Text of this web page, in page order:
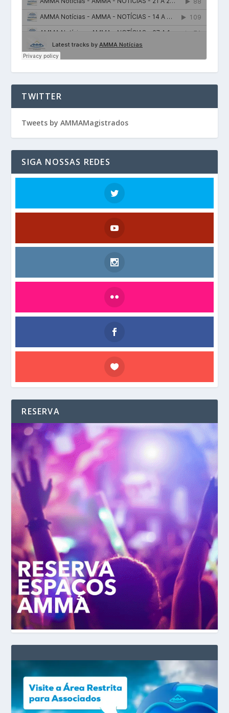
TWITTER
Tweets by AMMAMagistrados
SIGA NOSSAS REDES
RESERVA